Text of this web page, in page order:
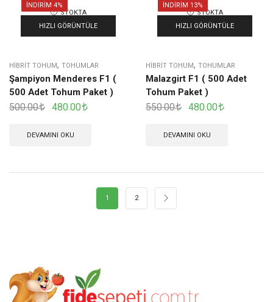
İNDIRIM 4%
STOKTA
YOK
HIZLI GÖRÜNTÜLE
HIBRIT TOHUM, TOHUMLAR
Şampiyon Menderes F1 (
500 Adet Tohum Paket )
500.00 480.00
DEVAMINI OKU
İNDIRIM 13%
STOKTA
YOK
HIZLI GÖRÜNTÜLE
HIBRIT TOHUM, TOHUMLAR
Malazgirt F1 ( 500 Adet
Tohum Paket )
550.00 480.00
DEVAMINI OKU
1 2